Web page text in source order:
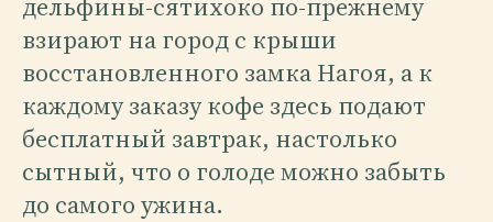
взирают на город с крыши
восстановленного замка Нагоя, а к
каждому заказу кофе здесь подают
бесплатный завтрак, настолько
сытный, что о голоде можно забыть
до самого ужина.